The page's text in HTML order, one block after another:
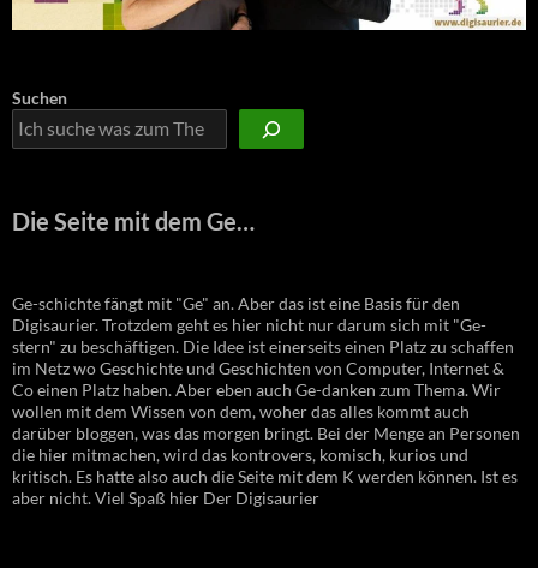
Suchen
Die Seite mit dem Ge…
Ge-schichte fängt mit "Ge" an. Aber das ist eine Basis für den
Digisaurier. Trotzdem geht es hier nicht nur darum sich mit "Ge-
stern" zu beschäftigen. Die Idee ist einerseits einen Platz zu schaffen
im Netz wo Geschichte und Geschichten von Computer, Internet &
Co einen Platz haben. Aber eben auch Ge-danken zum Thema. Wir
wollen mit dem Wissen von dem, woher das alles kommt auch
darüber bloggen, was das morgen bringt. Bei der Menge an Personen
die hier mitmachen, wird das kontrovers, komisch, kurios und
kritisch. Es hatte also auch die Seite mit dem K werden können. Ist es
aber nicht. Viel Spaß hier Der Digisaurier